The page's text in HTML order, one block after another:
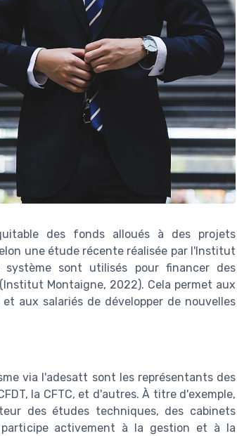
des fonds alloués à des projets
une étude récente réalisée par l'Institut
sont utilisés pour financer des
Montaigne, 2022). Cela permet aux
aux salariés de développer de nouvelles
via l'adesatt sont les représentants des
la CFTC, et d'autres. À titre d'exemple,
des études techniques, des cabinets
activement à la gestion et à la